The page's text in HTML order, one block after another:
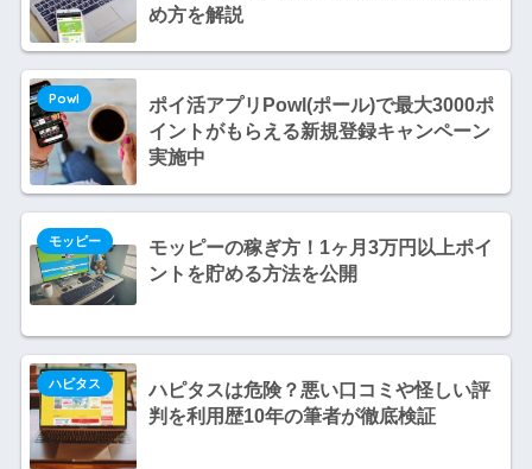
め方を解説
ポイ活アプリPowl(ポール)で最大3000ポ
イントがもらえる新規登録キャンペーン
実施中
Powl
モッピーの稼ぎ方！1ヶ月3万円以上ポイ
ントを貯める方法を公開
モッピー
ハピタスは危険？悪い口コミや怪しい評
判を利用歴10年の筆者が徹底検証
ハピタス